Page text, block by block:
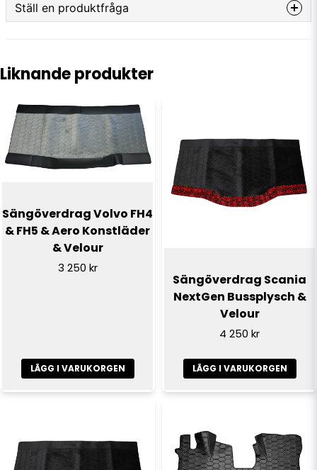
Scania är ett registrerat varumärke och användning
utav ordet är endast för referensändamål. Den här
görs endast för att delen passar till lastbilen.
Ställ en produktfråga
name
Namn
email
Ja, ni får publicera min fråga
Skicka fråga
Liknande produkter
Sängöverdrag Volvo FH4
& FH5 & Aero Konstläder
& Velour
3 250 kr
LÄGG I VARUKORGEN
Sängöverdrag Scania
NextGen Bussplysch &
Velour
4 250 kr
LÄGG I VARUKORGEN